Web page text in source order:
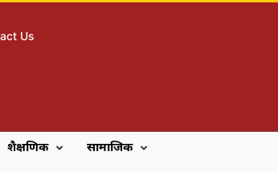
Us
शैक्षणिक
सामाजिक